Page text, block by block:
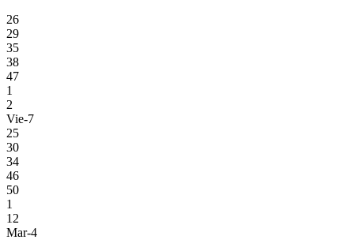
26
29
35
38
47
1
2
Vie-7
25
30
34
46
50
1
12
Mar-4